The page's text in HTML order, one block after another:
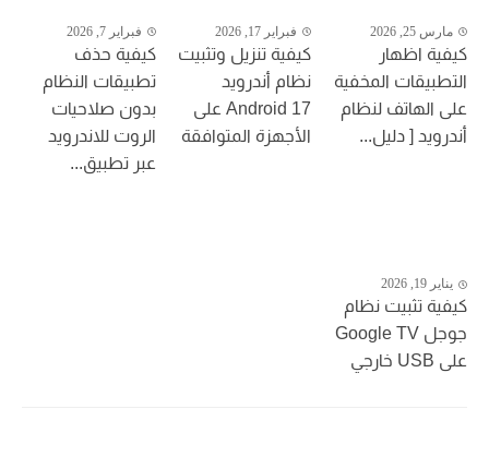
مارس 25, 2026
كيفية اظهار
التطبيقات المخفية
على الهاتف لنظام
أندرويد [ دليل...
فبراير 17, 2026
كيفية تنزيل وتثبيت
نظام أندرويد
Android 17 على
الأجهزة المتوافقة
فبراير 7, 2026
كيفية حذف
تطبيقات النظام
بدون صلاحيات
الروت للاندرويد
عبر تطبيق...
يناير 19, 2026
كيفية تثبيت نظام
جوجل Google TV
على USB خارجي